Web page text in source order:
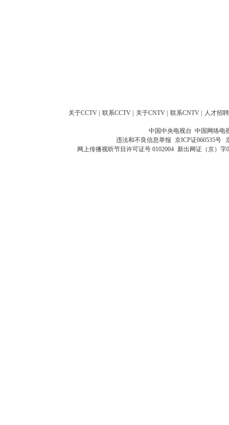
关于CCTV 联系CCTV 关于CNTV 联系CNTV 人才招聘
中国中央电视台 中国网络电
违法和不良信息举报 京ICP证060535号
网上传播视听节目许可证号 0102004 新出网证（京）